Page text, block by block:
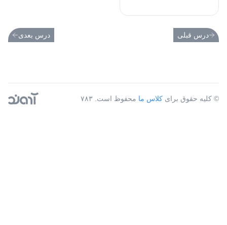
درس قبلی درس بعدی
© کلیه حقوق برای کلاس ما محفوظ است. ۷۸۳